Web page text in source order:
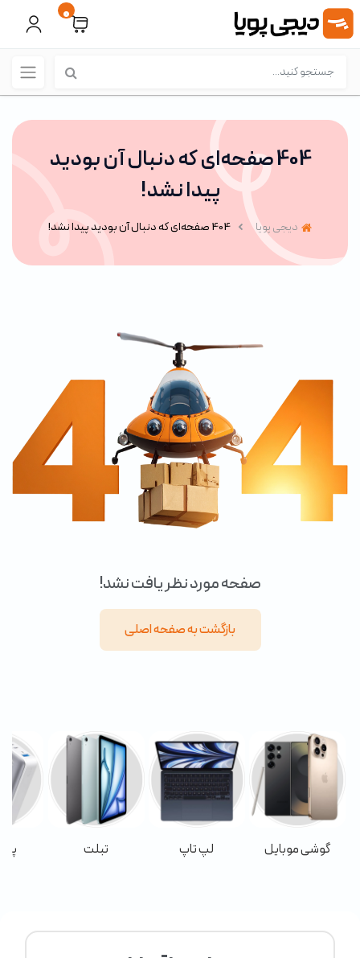
0
404 صفحه‌ای که دنبال آن بودید
پیدا نشد!
دیجی پویا 404 صفحه‌ای که دنبال آن بودید پیدا نشد!
صفحه مورد نظر یافت نشد!
بازگشت به صفحه اصلی
گوشی موبایل لپ تاپ تبلت